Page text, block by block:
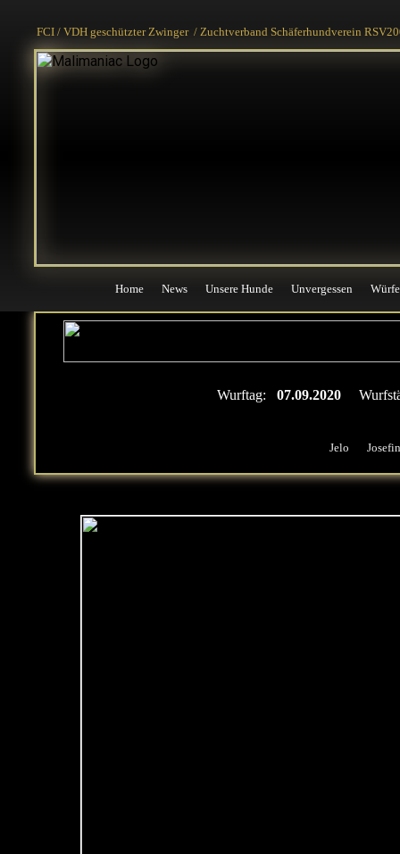
Wurftag: 07.09.2020
Jelo
Home News Unsere Hunde Unvergessen Würfe
FCI / VDH geschützter Zwinger / Zuchtverband Schäferhundverein
Home News Unsere Hunde Unvergessen Würfe